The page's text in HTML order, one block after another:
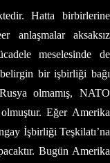
Hatta birbirlerine
anlaşmalar aksaksız
meselesinde de
bir işbirliği bağı
olmamış, NATO
Eğer Amerika
İşbirliği Teşkilatı’na
Bugün Amerika